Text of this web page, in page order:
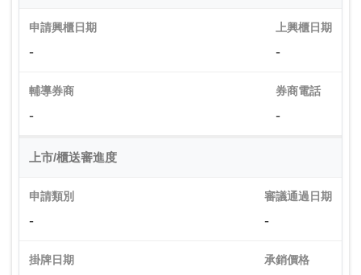
申請興櫃日期
-
上興櫃日期
-
輔導券商
-
券商電話
-
上市/櫃送審進度
申請類別
-
審議通過日期
-
掛牌日期 承銷價格